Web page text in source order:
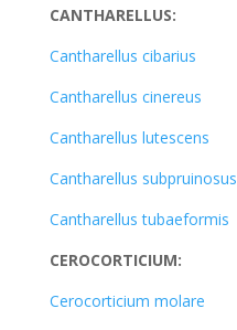
CANTHARELLUS:
Cantharellus cibarius
Cantharellus cinereus
Cantharellus lutescens
Cantharellus subpruinosus
Cantharellus tubaeformis
CEROCORTICIUM:
Cerocorticium molare